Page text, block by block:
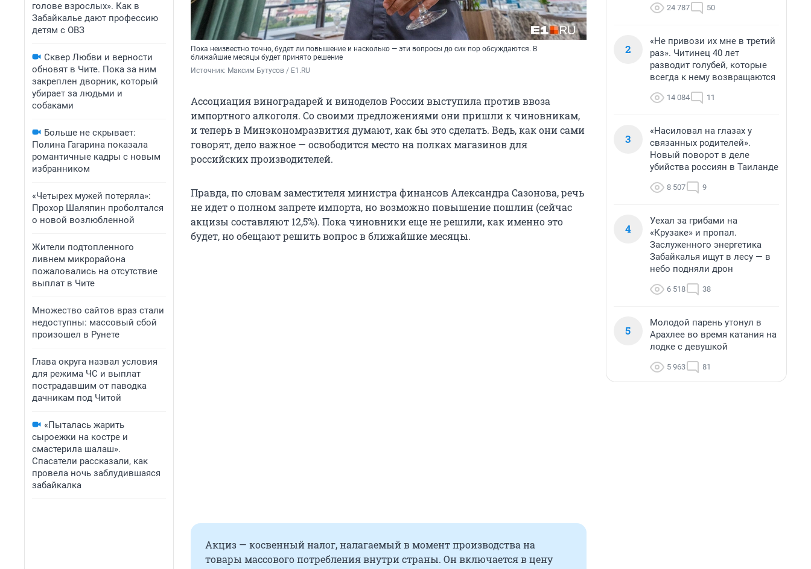
голове взрослых». Как в
Забайкалье дают профессию
детям с ОВЗ
Сквер Любви и верности
обновят в Чите. Пока за ним
закреплен дворник, который
убирает за людьми и
собаками
Больше не скрывает:
Полина Гагарина показала
романтичные кадры с новым
избранником
«Четырех мужей потеряла»:
Прохор Шаляпин проболтался
о новой возлюбленной
Жители подтопленного
ливнем микрорайона
пожаловались на отсутствие
выплат в Чите
Множество сайтов враз стали
недоступны: массовый сбой
произошел в Рунете
Глава округа назвал условия
для режима ЧС и выплат
пострадавшим от паводка
дачникам под Читой
«Пыталась жарить
сыроежки на костре и
смастерила шалаш».
Спасатели рассказали, как
провела ночь заблудившаяся
забайкалка
Пока неизвестно точно, будет ли повышение и насколько — эти вопросы до сих пор обсуждаются. В
ближайшие месяцы будет принято решение
Источник: Максим Бутусов / E1.RU
Ассоциация виноградарей и виноделов России выступила против ввоза
импортного алкоголя. Со своими предложениями они пришли к чиновникам,
и теперь в Минэкономразвития думают, как бы это сделать. Ведь, как они сами
говорят, дело важное — освободится место на полках магазинов для
российских производителей.
Правда, по словам заместителя министра финансов Александра Сазонова, речь
не идет о полном запрете импорта, но возможно повышение пошлин (сейчас
акцизы составляют 12,5%). Пока чиновники еще не решили, как именно это
будет, но обещают решить вопрос в ближайшие месяцы.
Акциз — косвенный налог, налагаемый в момент производства на
товары массового потребления внутри страны. Он включается в цену
24 787 50
2
«Не привози их мне в третий
раз». Читинец 40 лет
разводит голубей, которые
всегда к нему возвращаются
14 084 11
3
«Насиловал на глазах у
связанных родителей».
Новый поворот в деле
убийства россиян в Таиланде
8 507 9
4
Уехал за грибами на
«Крузаке» и пропал.
Заслуженного энергетика
Забайкалья ищут в лесу — в
небо подняли дрон
6 518 38
5
Молодой парень утонул в
Арахлее во время катания на
лодке с девушкой
5 963 81